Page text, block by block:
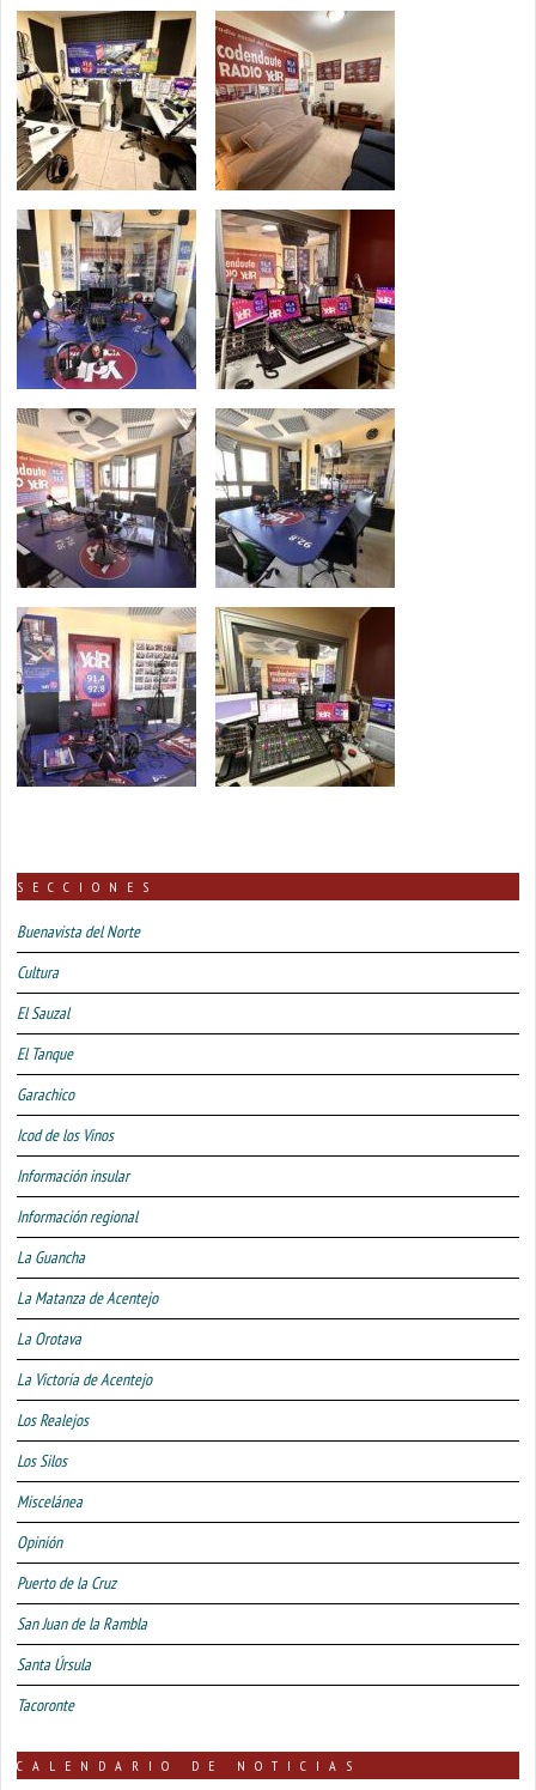
SECCIONES
Buenavista del Norte
Cultura
El Sauzal
El Tanque
Garachico
Icod de los Vinos
Información insular
Información regional
La Guancha
La Matanza de Acentejo
La Orotava
La Victoria de Acentejo
Los Realejos
Los Silos
Miscelánea
Opinión
Puerto de la Cruz
San Juan de la Rambla
Santa Úrsula
Tacoronte
CALENDARIO DE NOTICIAS